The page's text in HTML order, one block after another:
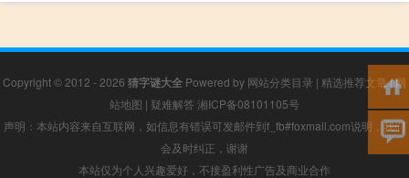
Copyright © 2012 - 2026 猜字谜大全 Powered by 网站分类目录 | 精选推荐文章|网
站地图 | 疑难解答 湘ICP备08101105号
声明：本站内容来自互联网，如信息有错误可发邮件到f_fb#foxmail.com说明，我们
会及时纠正，谢谢
本站仅为个人兴趣爱好，不接盈利性广告及商业合作